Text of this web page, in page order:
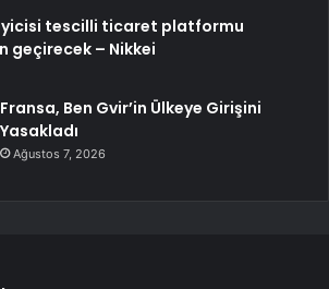
tescilli ticaret platformu
geçirecek – Nikkei
Fransa, Ben Gvir’in Ülkeye Girişini
Yasakladı
Ağustos 7, 2026